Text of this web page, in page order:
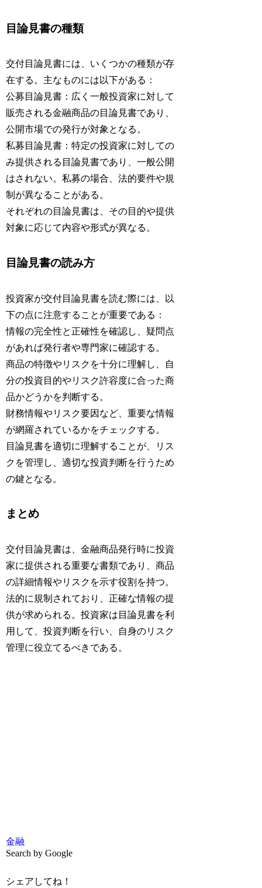
目論見書の種類
交付目論見書には、いくつかの種類が存
在する。主なものには以下がある：
公募目論見書：広く一般投資家に対して
販売される金融商品の目論見書であり、
公開市場での発行が対象となる。
私募目論見書：特定の投資家に対しての
み提供される目論見書であり、一般公開
はされない。私募の場合、法的要件や規
制が異なることがある。
それぞれの目論見書は、その目的や提供
対象に応じて内容や形式が異なる。
目論見書の読み方
投資家が交付目論見書を読む際には、以
下の点に注意することが重要である：
情報の完全性と正確性を確認し、疑問点
があれば発行者や専門家に確認する。
商品の特徴やリスクを十分に理解し、自
分の投資目的やリスク許容度に合った商
品かどうかを判断する。
財務情報やリスク要因など、重要な情報
が網羅されているかをチェックする。
目論見書を適切に理解することが、リス
クを管理し、適切な投資判断を行うため
の鍵となる。
まとめ
交付目論見書は、金融商品発行時に投資
家に提供される重要な書類であり、商品
の詳細情報やリスクを示す役割を持つ。
法的に規制されており、正確な情報の提
供が求められる。投資家は目論見書を利
用して、投資判断を行い、自身のリスク
管理に役立てるべきである。
金融
Search by Google
シェアしてね！